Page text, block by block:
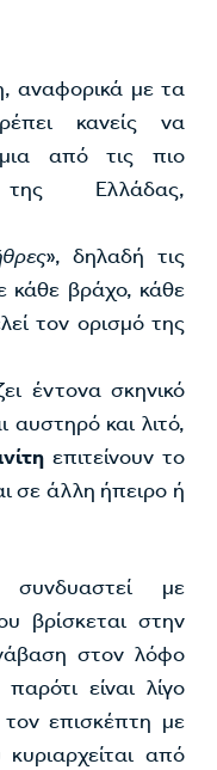
αναφορικά με τα
κανείς να
από τις πιο
της Ελλάδας,
», δηλαδή τις
κάθε βράχο, κάθε
τον ορισμό της
έντονα σκηνικό
αυστηρό και λιτό,
επιτείνουν το
σε άλλη ήπειρο ή
με
βρίσκεται στην
στον λόφο
είναι λίγο
επισκέπτη με
από